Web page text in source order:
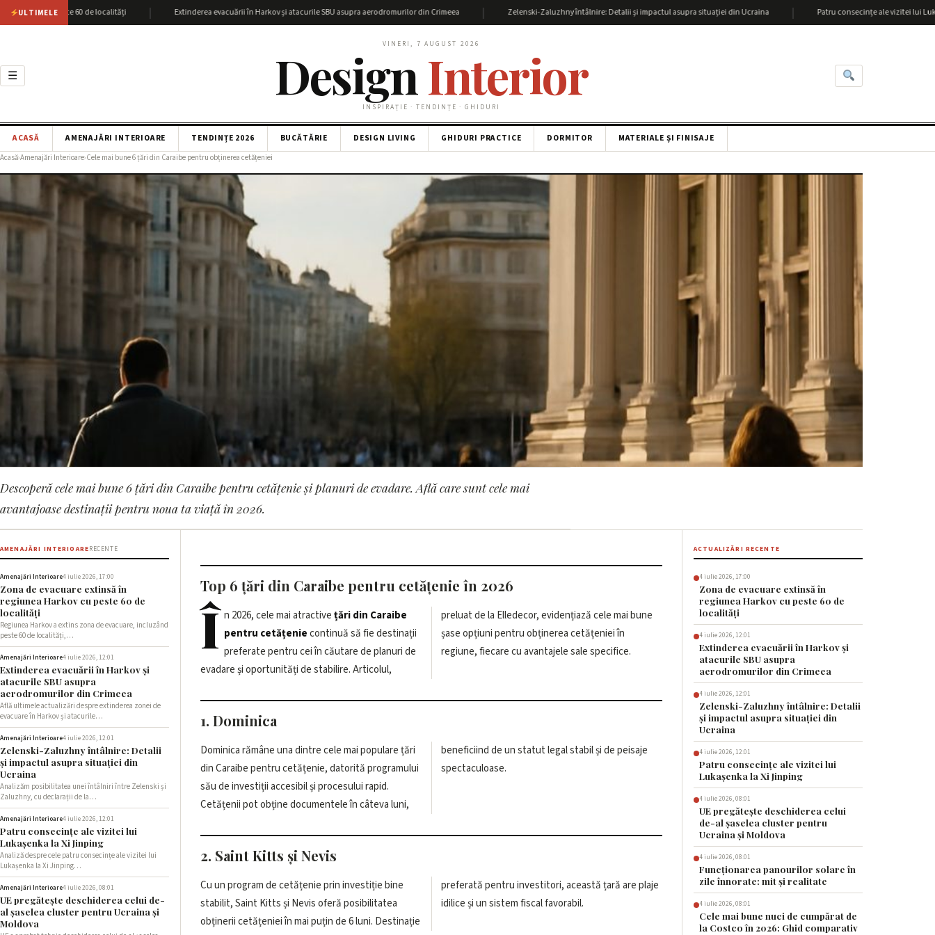
ULTIMELE
cu peste 60 de localități | Extinderea evacuării în Harkov și atacurile SBU asupra aerodromurilor din Crimeea | Zelenski-Zaluzhny întâlnire: Detalii și impactul asupra situației din Ucraina | Patru consecințe ale vizitei lui Lukașenka la
☰
VINERI, 7 AUGUST 2026
DesignInterior
INSPIRAȚIE · TENDINȚE · GHIDURI
ACASĂ AMENAJĂRI INTERIOARE TENDINȚE 2026 BUCĂTĂRIE DESIGN LIVING GHIDURI PRACTICE DORMITOR MATERIALE ȘI FINISAJE
Acasă›Amenajări Interioare›Cele mai bune 6 țări din Caraibe pentru obținerea cetățeniei
AMENAJĂRI INTERIOARE
Cele mai bune 6 țări din Caraibe pentru obținerea
cetățeniei
13 mai 2026, 17:02 · 3 min citire
Descoperă cele mai bune 6 țări din Caraibe pentru cetățenie și planuri de evadare. Află care sunt cele mai
avantajoase destinații pentru noua ta viață în 2026.
AMENAJĂRI INTERIOARERECENTE
Amenajări Interioare4 iulie 2026, 17:00
Zona de evacuare extinsă în
regiunea Harkov cu peste 60 de
localități
Regiunea Harkov a extins zona de evacuare, incluzând
peste 60 de localități,…
Amenajări Interioare4 iulie 2026, 12:01
Extinderea evacuării în Harkov și
atacurile SBU asupra
aerodromurilor din Crimeea
Află ultimele actualizări despre extinderea zonei de
evacuare în Harkov și atacurile…
Amenajări Interioare4 iulie 2026, 12:01
Zelenski-Zaluzhny întâlnire: Detalii
și impactul asupra situației din
Ucraina
Analizăm posibilitatea unei întâlniri între Zelenski și
Zaluzhny, cu declarații de la…
Amenajări Interioare4 iulie 2026, 12:01
Patru consecințe ale vizitei lui
Lukașenka la Xi Jinping
Analiză despre cele patru consecințe ale vizitei lui
Lukașenka la Xi Jinping…
Amenajări Interioare4 iulie 2026, 08:01
UE pregătește deschiderea celui de-
al șaselea cluster pentru Ucraina și
Moldova
Top 6 țări din Caraibe pentru cetățenie în 2026
Î n 2026, cele mai atractivețări din Caraibe
pentru cetățeniecontinuă să fie destinații
preferate pentru cei în căutare de planuri de
evadare și oportunități de stabilire. Articolul,
preluat de la Elledecor, evidențiază cele mai bune
șase opțiuni pentru obținerea cetățeniei în
regiune, fiecare cu avantajele sale specifice.
1. Dominica
Dominica rămâne una dintre cele mai populare țări
din Caraibe pentru cetățenie, datorită programului
său de investiții accesibil și procesului rapid.
Cetățenii pot obține documentele în câteva luni,
beneficiind de un statut legal stabil și de peisaje
spectaculoase.
2. Saint Kitts și Nevis
Cu un program de cetățenie prin investiție bine
stabilit, Saint Kitts și Nevis oferă posibilitatea
obținerii cetățeniei în mai puțin de 6 luni. Destinație
preferată pentru investitori, această țară are plaje
idilice și un sistem fiscal favorabil.
ACTUALIZĂRI RECENTE
4 iulie 2026, 17:00
Zona de evacuare extinsă în
regiunea Harkov cu peste 60 de
localități
4 iulie 2026, 12:01
Extinderea evacuării în Harkov și
atacurile SBU asupra
aerodromurilor din Crimeea
4 iulie 2026, 12:01
Zelenski-Zaluzhny întâlnire: Detalii
și impactul asupra situației din
Ucraina
4 iulie 2026, 12:01
Patru consecințe ale vizitei lui
Lukașenka la Xi Jinping
4 iulie 2026, 08:01
UE pregătește deschiderea celui
de-al șaselea cluster pentru
Ucraina și Moldova
4 iulie 2026, 08:01
Funcționarea panourilor solare în
zile înnorate: mit și realitate
4 iulie 2026, 08:01
Cele mai bune nuci de cumpărat de
la Costco în 2026: Ghid comparativ